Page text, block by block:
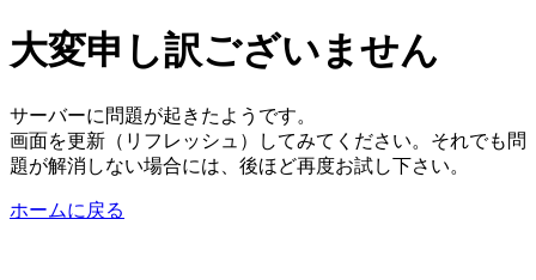
大変申し訳ございません
サーバーに問題が起きたようです。
画面を更新（リフレッシュ）してみてください。それでも問
題が解消しない場合には、後ほど再度お試し下さい。
ホームに戻る